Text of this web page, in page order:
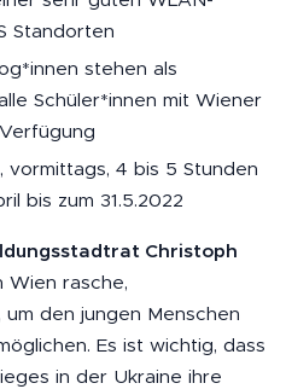
Standorten
stehen als
Schüler*innen mit Wiener
vormittags, 4 bis 5 Stunden
bis zum 31.5.2022
Christoph
Wien rasche,
den jungen Menschen
Es ist wichtig, dass
in der Ukraine ihre